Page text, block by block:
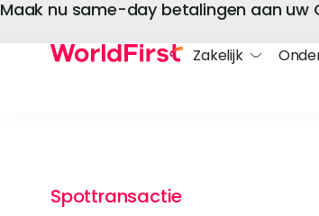
Maak nu same-day betalingen aan uw
Zakelijk
Spottransactie